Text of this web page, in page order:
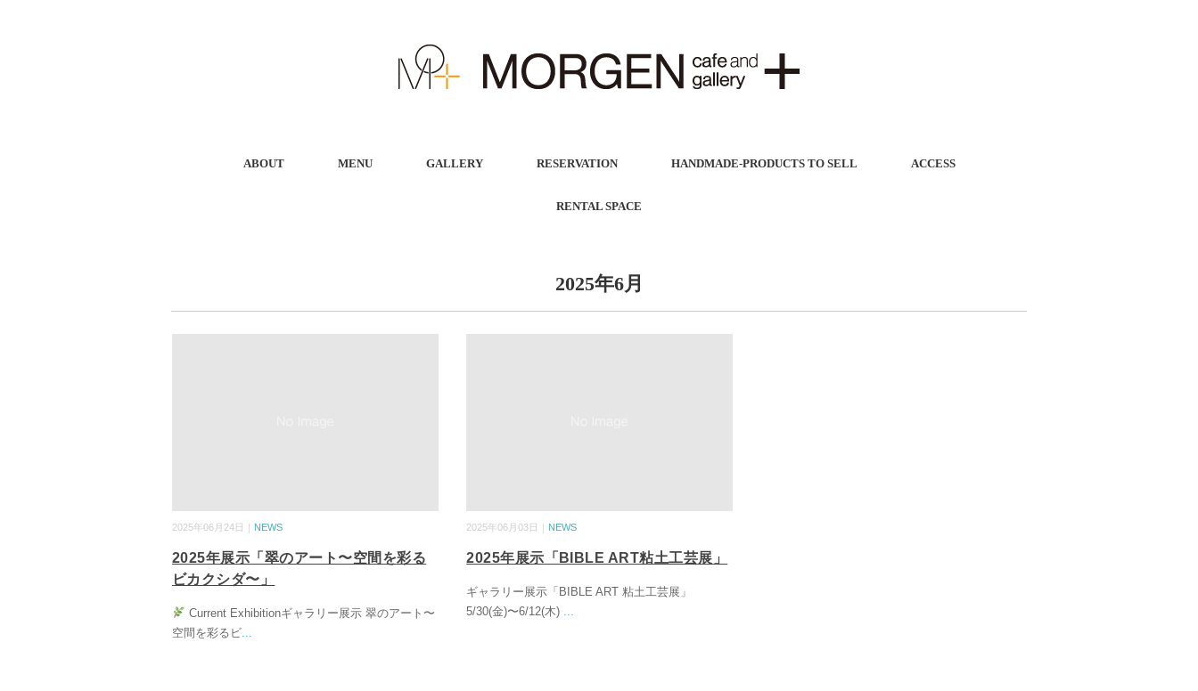
ABOUT MENU GALLERY RESERVATION HANDMADE-PRODUCTS TO SELL ACCESS
RENTAL SPACE
2025年6月
2025年06月24日｜ NEWS
2025年展示「翠のアート〜空間を彩る
ビカクシダ〜」
Current Exhibitionギャラリー展示 翠のアート〜
空間を彩るビ...
2025年06月03日｜ NEWS
2025年展示「BIBLE ART粘土工芸展」
ギャラリー展示「BIBLE ART 粘土工芸展」
5/30(金)〜6/12(木) ...